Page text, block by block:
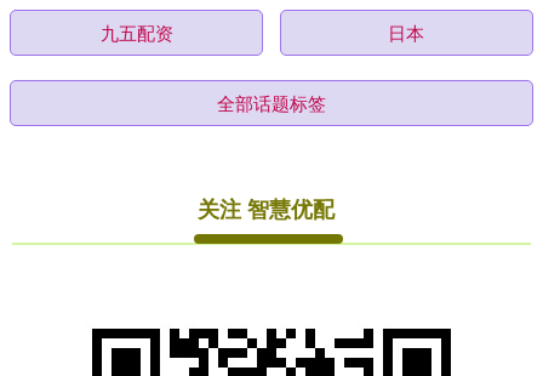
九五配资 日本
全部话题标签
关注 智慧优配